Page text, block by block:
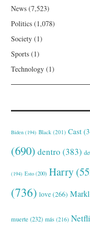
News (7,523)
Politics (1,078)
Society (1)
Sports (1)
Technology (1)
Biden (194) Black (201) Cast
(690) dentro (383)
(194) Esto (200) Harry
(736) love(266)
muerte (232) más (216)